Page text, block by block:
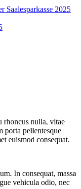
Saalesparkasse 2025
rhoncus nulla, vitae
porta pellentesque
euismod consequat.
In consequat, massa
vehicula odio, nec